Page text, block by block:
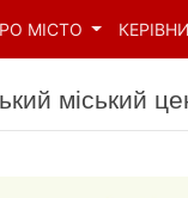
МІСТО
міський